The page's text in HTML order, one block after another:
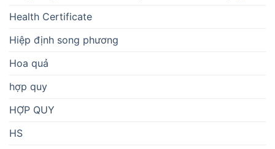
Health Certificate
Hiệp định song phương
Hoa quả
hợp quy
HỢP QUY
HS